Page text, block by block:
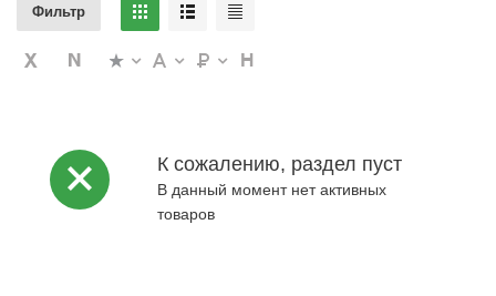
Фильтр
К сожалению, раздел пуст
В данный момент нет активных
товаров